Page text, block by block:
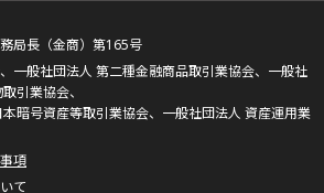
局長（金商）第165号
一般社団法人 第二種金融商品取引業協会、一般社
引業協会、
暗号資産等取引業協会、一般社団法人 資産運用業
項
て